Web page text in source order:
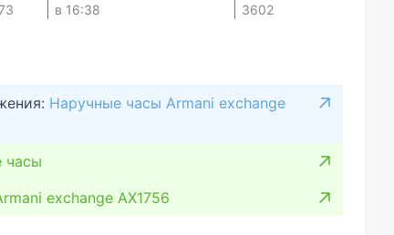
в 16:38
3602
Наручные часы Armani exchange
часы
exchange AX1756